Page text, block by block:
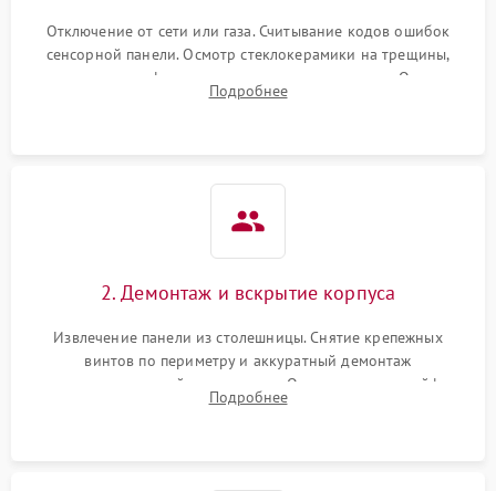
Отключение от сети или газа. Считывание кодов ошибок
сенсорной панели. Осмотр стеклокерамики на трещины,
проверка конфорок на равномерность нагрева. Опрос
клиента о симптомах (не включается, не видит посуду,
Подробнее
2. Демонтаж и вскрытие корпуса
Извлечение панели из столешницы. Снятие крепежных
винтов по периметру и аккуратный демонтаж
стеклокерамической поверхности. Отсоединение шлейфов
сенсорного блока для доступа к силовым платам, катушкам
Подробнее